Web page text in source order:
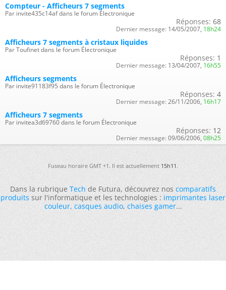
Compteur - Afficheurs 7 segments
Par invite435c14af dans le forum Électronique
Réponses: 68
Dernier message: 14/05/2007, 18h24
Afficheurs 7 segments à cristaux liquides
Par Toufinet dans le forum Électronique
Réponses: 1
Dernier message: 13/04/2007, 16h55
Afficheurs segments
Par invite91183f95 dans le forum Électronique
Réponses: 4
Dernier message: 26/11/2006, 16h17
Afficheurs 7 segments
Par invitea3d69760 dans le forum Électronique
Réponses: 12
Dernier message: 09/06/2006, 08h25
Fuseau horaire GMT +1. Il est actuellement15h11.
Dans la rubriqueTechde Futura, découvrez noscomparatifs
produitssur l'informatique et les technologies :imprimantes laser
couleur,casques audio,chaises gamer...